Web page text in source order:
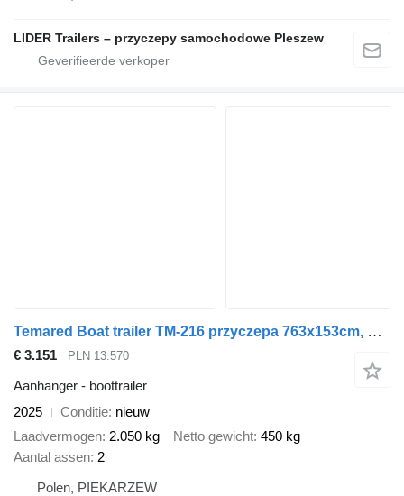
LIDER Trailers – przyczepy samochodowe Pleszew
Temared Boat trailer TM-216 przyczepa 763x153cm, do przewozu ł
€ 3.151 PLN 13.570
Aanhanger - boottrailer
2025
Conditie nieuw
Laadvermogen 2.050 kg Netto gewicht 450 kg
Aantal assen 2
Polen, PIEKARZEW